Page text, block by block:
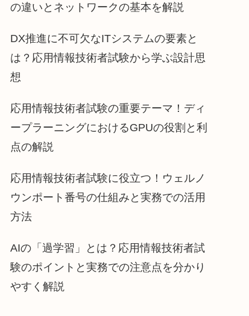
の違いとネットワークの基本を解説
DX推進に不可欠なITシステムの要素と
は？応用情報技術者試験から学ぶ設計思
想
応用情報技術者試験の重要テーマ！ディ
ープラーニングにおけるGPUの役割と利
点の解説
応用情報技術者試験に役立つ！ウェルノ
ウンポート番号の仕組みと実務での活用
方法
AIの「過学習」とは？応用情報技術者試
験のポイントと実務での注意点を分かり
やすく解説